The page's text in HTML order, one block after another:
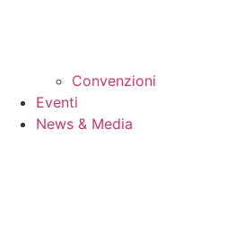
Convenzioni
Eventi
News & Media